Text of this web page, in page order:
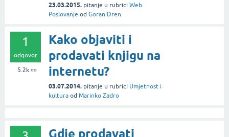
23.03.2015. pitanje u rubrici Web
Poslovanje od Goran Dren
1
odgovor
5.2k👀
Kako objaviti i
prodavati knjigu na
internetu?
03.07.2014. pitanje u rubrici Umjetnost i
kultura od Marinko Zadro
Gdje prodavati